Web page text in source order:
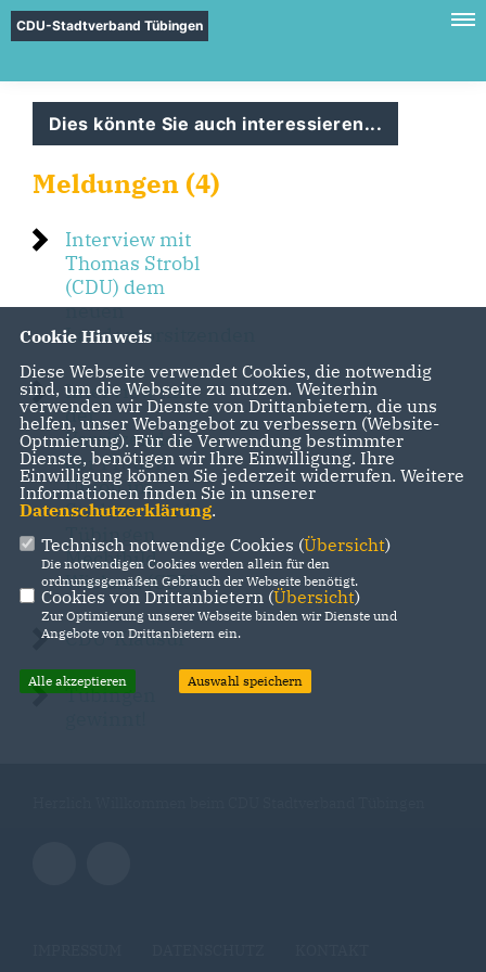
CDU-Stadtverband Tübingen
Dies könnte Sie auch interessieren...
Meldungen (4)
Interview mit
Thomas Strobl
(CDU) dem
neuen
Landesvorsitzenden
Interview mit
der
Vorsitzenden
der Frauen
Union im
Stadtverband
Tübingen
Mechthild
Wieland (CDU)
CDU-Klausur
Tübingen
Cookie Hinweis
Diese Webseite verwendet Cookies, die notwendig
sind, um die Webseite zu nutzen. Weiterhin
verwenden wir Dienste von Drittanbietern, die uns
helfen, unser Webangebot zu verbessern (Website-
Optmierung). Für die Verwendung bestimmter
Dienste, benötigen wir Ihre Einwilligung. Ihre
Einwilligung können Sie jederzeit widerrufen. Weitere
Informationen finden Sie in unserer
Datenschutzerklärung.
Technisch notwendige Cookies (Übersicht)
Die notwendigen Cookies werden allein für den
ordnungsgemäßen Gebrauch der Webseite benötigt.
Cookies von Drittanbietern (Übersicht)
Zur Optimierung unserer Webseite binden wir Dienste und
Angebote von Drittanbietern ein.
Alle akzeptieren Auswahl speichern